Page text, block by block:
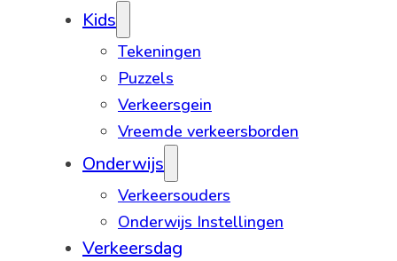
Kids
Tekeningen
Puzzels
Verkeersgein
Vreemde verkeersborden
Onderwijs
Verkeersouders
Onderwijs Instellingen
Verkeersdag